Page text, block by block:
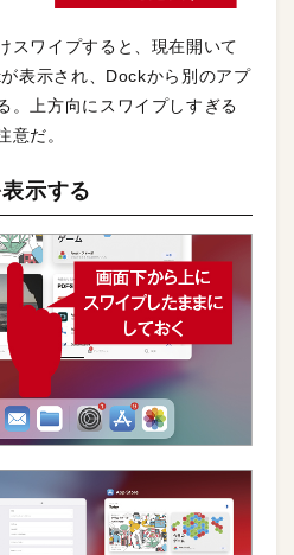
スワイプすると、現在開いて
表示され、Dockから別のアプ
。上方向にスワイプしすぎる
意だ。
示する